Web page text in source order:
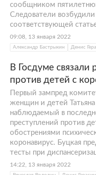
сообщником
Следователи
соответствующей
09:08, 13 января 2022
Александр Бастрыкин Денис
В Госдуме связали
против детей с
Первый зампред
женщин и детей Татьяна
наблюдаемый в
преступлений против
обострениями
коронавирус. Буцкая
тесты при
14:22, 13 января 2022